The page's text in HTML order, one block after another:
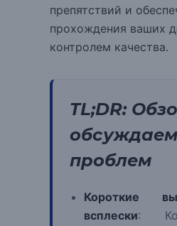
препятствий и
прохождения ваших
контролем качества.
TL;DR:
проблем
Короткие
всплески: